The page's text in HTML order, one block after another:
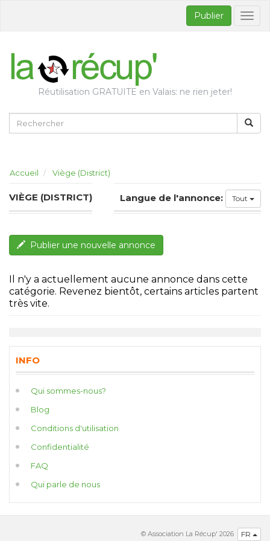
Publier
Réutilisation GRATUITE en Valais: ne rien jeter!
Accueil Viège (District)
VIÈGE (DISTRICT) Langue de l'annonce: Tout
Publier une nouvelle annonce
Il n'y a actuellement aucune annonce dans cette
catégorie. Revenez bientôt, certains articles partent
très vite.
INFO
Qui sommes-nous?
Blog
Conditions d'utilisation
Confidentialité
FAQ
Qui parle de nous
FR
© Association La Récup' 2026